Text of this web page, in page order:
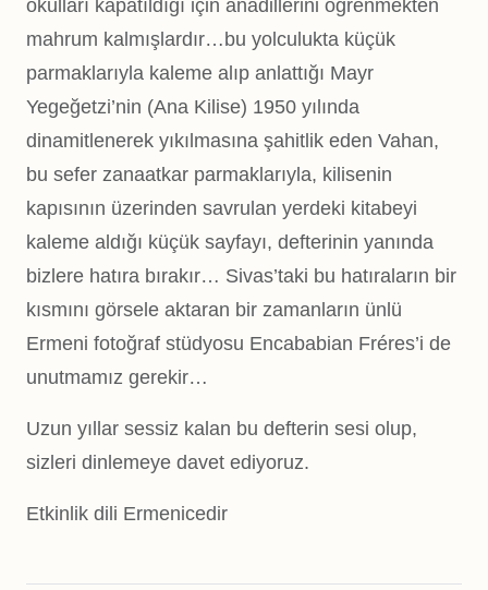
okulları kapatıldığı için anadillerini öğrenmekten
mahrum kalmışlardır…bu yolculukta küçük
parmaklarıyla kaleme alıp anlattığı Mayr
Yegeğetzi’nin (Ana Kilise) 1950 yılında
dinamitlenerek yıkılmasına şahitlik eden Vahan,
bu sefer zanaatkar parmaklarıyla, kilisenin
kapısının üzerinden savrulan yerdeki kitabeyi
kaleme aldığı küçük sayfayı, defterinin yanında
bizlere hatıra bırakır… Sivas’taki bu hatıraların bir
kısmını görsele aktaran bir zamanların ünlü
Ermeni fotoğraf stüdyosu Encababian Fréres’i de
unutmamız gerekir…
Uzun yıllar sessiz kalan bu defterin sesi olup,
sizleri dinlemeye davet ediyoruz.
Etkinlik dili Ermenicedir